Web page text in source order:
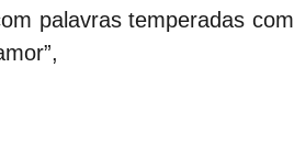
palavras temperadas com